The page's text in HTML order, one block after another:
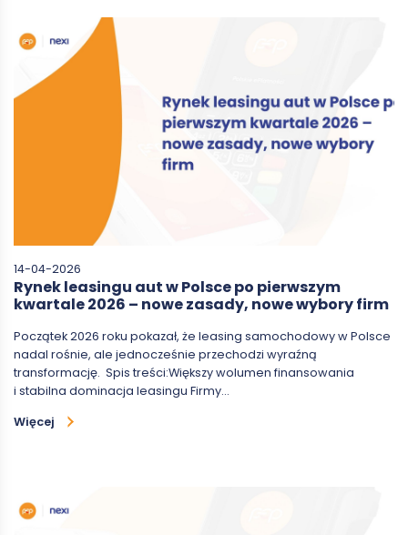
14-04-2026
Rynek leasingu aut w Polsce po pierwszym
kwartale 2026 – nowe zasady, nowe wybory firm
Początek 2026 roku pokazał, że leasing samochodowy w Polsce
nadal rośnie, ale jednocześnie przechodzi wyraźną
transformację. Spis treści:Większy wolumen finansowania
i stabilna dominacja leasingu Firmy…
Więcej